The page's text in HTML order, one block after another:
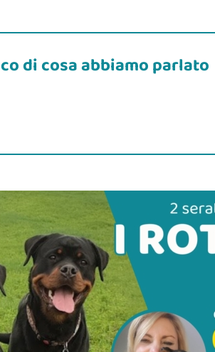
di cosa abbiamo parlato